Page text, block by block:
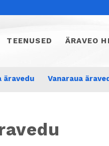
TEENUSED ÄRAVEO
äravedu Vanaraua